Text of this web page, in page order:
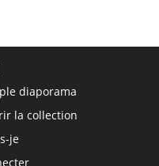
diaporama
la collection
je